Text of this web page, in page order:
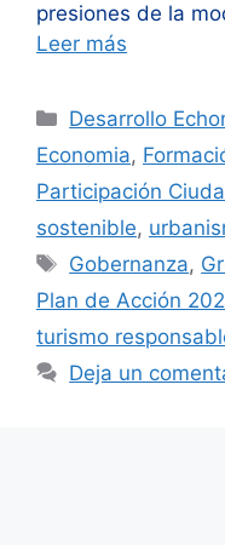
presiones de la
Leer más
Categorías
Desarrollo
Economia,
Participación
sostenible,
Etiquetas
Gobernanza,
Plan de Acción
turismo
Deja un